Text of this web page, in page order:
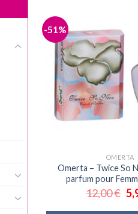
-51%
OMERTA
Omerta – Twice So
parfum pour
12,00€